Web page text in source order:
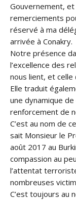
Gouvernement, et
remerciements
réservé à ma
arrivée à Conakry.
Notre présence
l’excellence des
nous lient, et
Elle traduit
une dynamique
renforcement de
C’est au nom de
sait Monsieur le
août 2017 au
compassion au
l’attentat
nombreuses
C’est toujours au